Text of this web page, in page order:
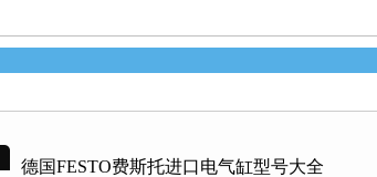
德国FESTO费斯托进口电气缸型号大全